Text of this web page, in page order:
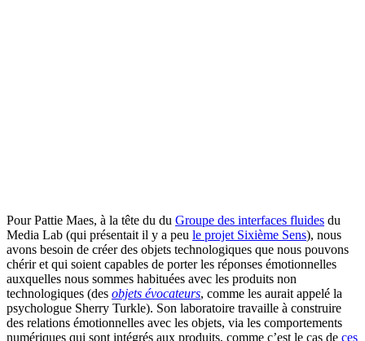
Pour Pattie Maes, à la tête du du Groupe des interfaces fluides du
Media Lab (qui présentait il y a peu le projet Sixième Sens), nous
avons besoin de créer des objets technologiques que nous pouvons
chérir et qui soient capables de porter les réponses émotionnelles
auxquelles nous sommes habituées avec les produits non
technologiques (des objets évocateurs, comme les aurait appelé la
psychologue Sherry Turkle). Son laboratoire travaille à construire
des relations émotionnelles avec les objets, via les comportements
numériques qui sont intégrés aux produits, comme c’est le cas de ces